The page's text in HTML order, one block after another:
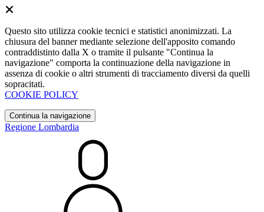
Questo sito utilizza cookie tecnici e statistici anonimizzati. La
chiusura del banner mediante selezione dell'apposito comando
contraddistinto dalla X o tramite il pulsante "Continua la
navigazione" comporta la continuazione della navigazione in
assenza di cookie o altri strumenti di tracciamento diversi da quelli
sopracitati.
COOKIE POLICY
Continua la navigazione
Regione Lombardia